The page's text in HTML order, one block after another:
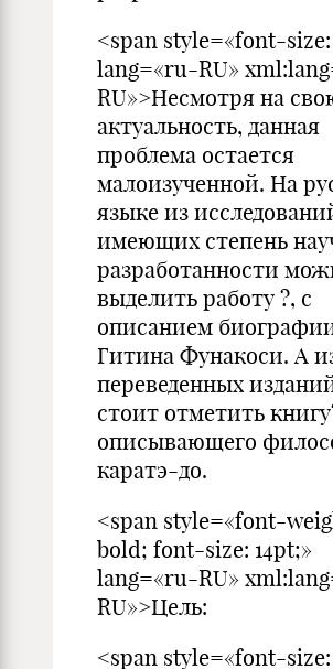
<span style=«font-size:
lang=«ru-RU»
RU»>Несмотря на
актуальность, данная
проблема остается
малоизученной. На
языке из
имеющих степень
разработанности
выделить работу ?, с
описанием
Гитина Фунакоси. А
переведенных
стоит отметить
описывающего
каратэ-до.
<span style=«font-
bold; font-size: 14pt;»
lang=«ru-RU»
RU»>Цель:
<span style=«font-size: